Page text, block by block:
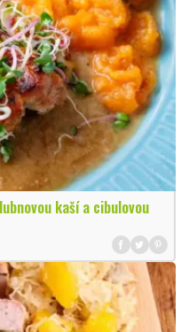
kaší a cibulovou